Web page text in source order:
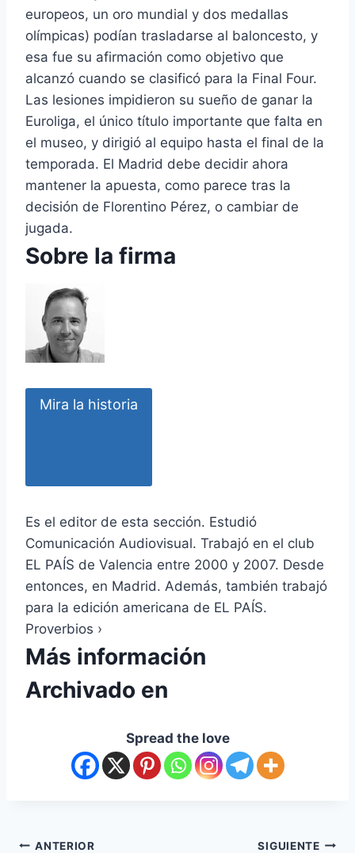
europeos, un oro mundial y dos medallas
olímpicas) podían trasladarse al baloncesto, y
esa fue su afirmación como objetivo que
alcanzó cuando se clasificó para la Final Four.
Las lesiones impidieron su sueño de ganar la
Euroliga, el único título importante que falta en
el museo, y dirigió al equipo hasta el final de la
temporada. El Madrid debe decidir ahora
mantener la apuesta, como parece tras la
decisión de Florentino Pérez, o cambiar de
jugada.
Sobre la firma
Mira la historia
Es el editor de esta sección. Estudió
Comunicación Audiovisual. Trabajó en el club
EL PAÍS de Valencia entre 2000 y 2007. Desde
entonces, en Madrid. Además, también trabajó
para la edición americana de EL PAÍS.
Proverbios ›
Más información
Archivado en
Spread the love
ANTERIOR SIGUIENTE